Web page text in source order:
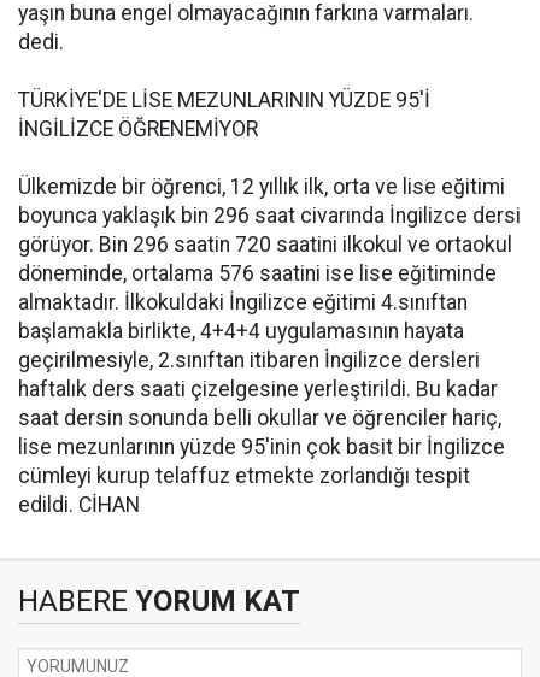
yaşın buna engel olmayacağının farkına varmaları.
dedi.
TÜRKİYE'DE LİSE MEZUNLARININ YÜZDE 95'İ
İNGİLİZCE ÖĞRENEMİYOR
Ülkemizde bir öğrenci, 12 yıllık ilk, orta ve lise eğitimi
boyunca yaklaşık bin 296 saat civarında İngilizce dersi
görüyor. Bin 296 saatin 720 saatini ilkokul ve ortaokul
döneminde, ortalama 576 saatini ise lise eğitiminde
almaktadır. İlkokuldaki İngilizce eğitimi 4.sınıftan
başlamakla birlikte, 4+4+4 uygulamasının hayata
geçirilmesiyle, 2.sınıftan itibaren İngilizce dersleri
haftalık ders saati çizelgesine yerleştirildi. Bu kadar
saat dersin sonunda belli okullar ve öğrenciler hariç,
lise mezunlarının yüzde 95'inin çok basit bir İngilizce
cümleyi kurup telaffuz etmekte zorlandığı tespit
edildi. CİHAN
HABERE YORUM KAT